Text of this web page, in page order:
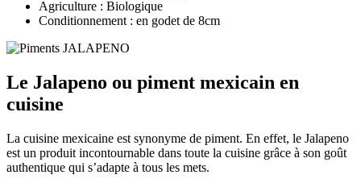
Agriculture : Biologique
Conditionnement : en godet de 8cm
Le Jalapeno ou piment mexicain en
cuisine
La cuisine mexicaine est synonyme de piment. En effet, le Jalapeno
est un produit incontournable dans toute la cuisine grâce à son goût
authentique qui s’adapte à tous les mets.